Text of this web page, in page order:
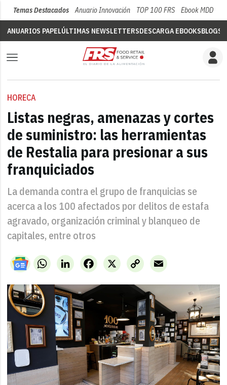
Temas Destacados Anuario Innovación TOP 100 FRS Ebook MDD
ANUARIOS PAPELÚLTIMAS NEWSLETTERSDESCARGA EBOOKSBLOGS
HORECA
Listas negras, amenazas y cortes
de suministro: las herramientas
de Restalia para presionar a sus
franquiciados
La demanda contra el grupo de franquicias se
acerca a los 100 afectados por delitos de estafa
agravado, organización criminal y blanqueo de
capitales, entre otros
WhatsAppLinkedIn X
Facebook
Copy
Link
Email